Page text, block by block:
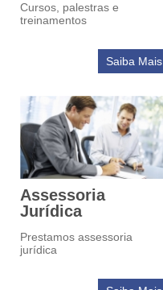
Cursos, palestras e
treinamentos
Saiba Mais
Assessoria
Jurídica
Prestamos assessoria
jurídica